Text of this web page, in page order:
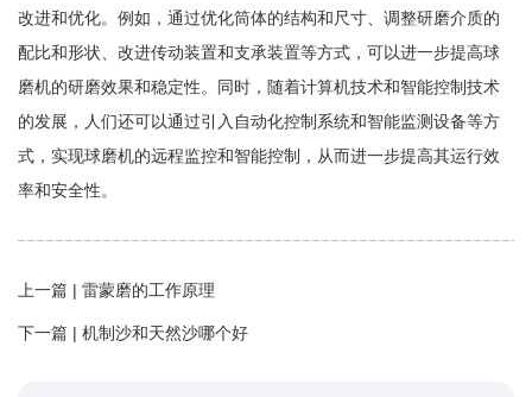
改进和优化。例如，通过优化筒体的结构和尺寸、调整研磨介质的
配比和形状、改进传动装置和支承装置等方式，可以进一步提高球
磨机的研磨效果和稳定性。同时，随着计算机技术和智能控制技术
的发展，人们还可以通过引入自动化控制系统和智能监测设备等方
式，实现球磨机的远程监控和智能控制，从而进一步提高其运行效
率和安全性。
上一篇 | 雷蒙磨的工作原理
下一篇 | 机制沙和天然沙哪个好